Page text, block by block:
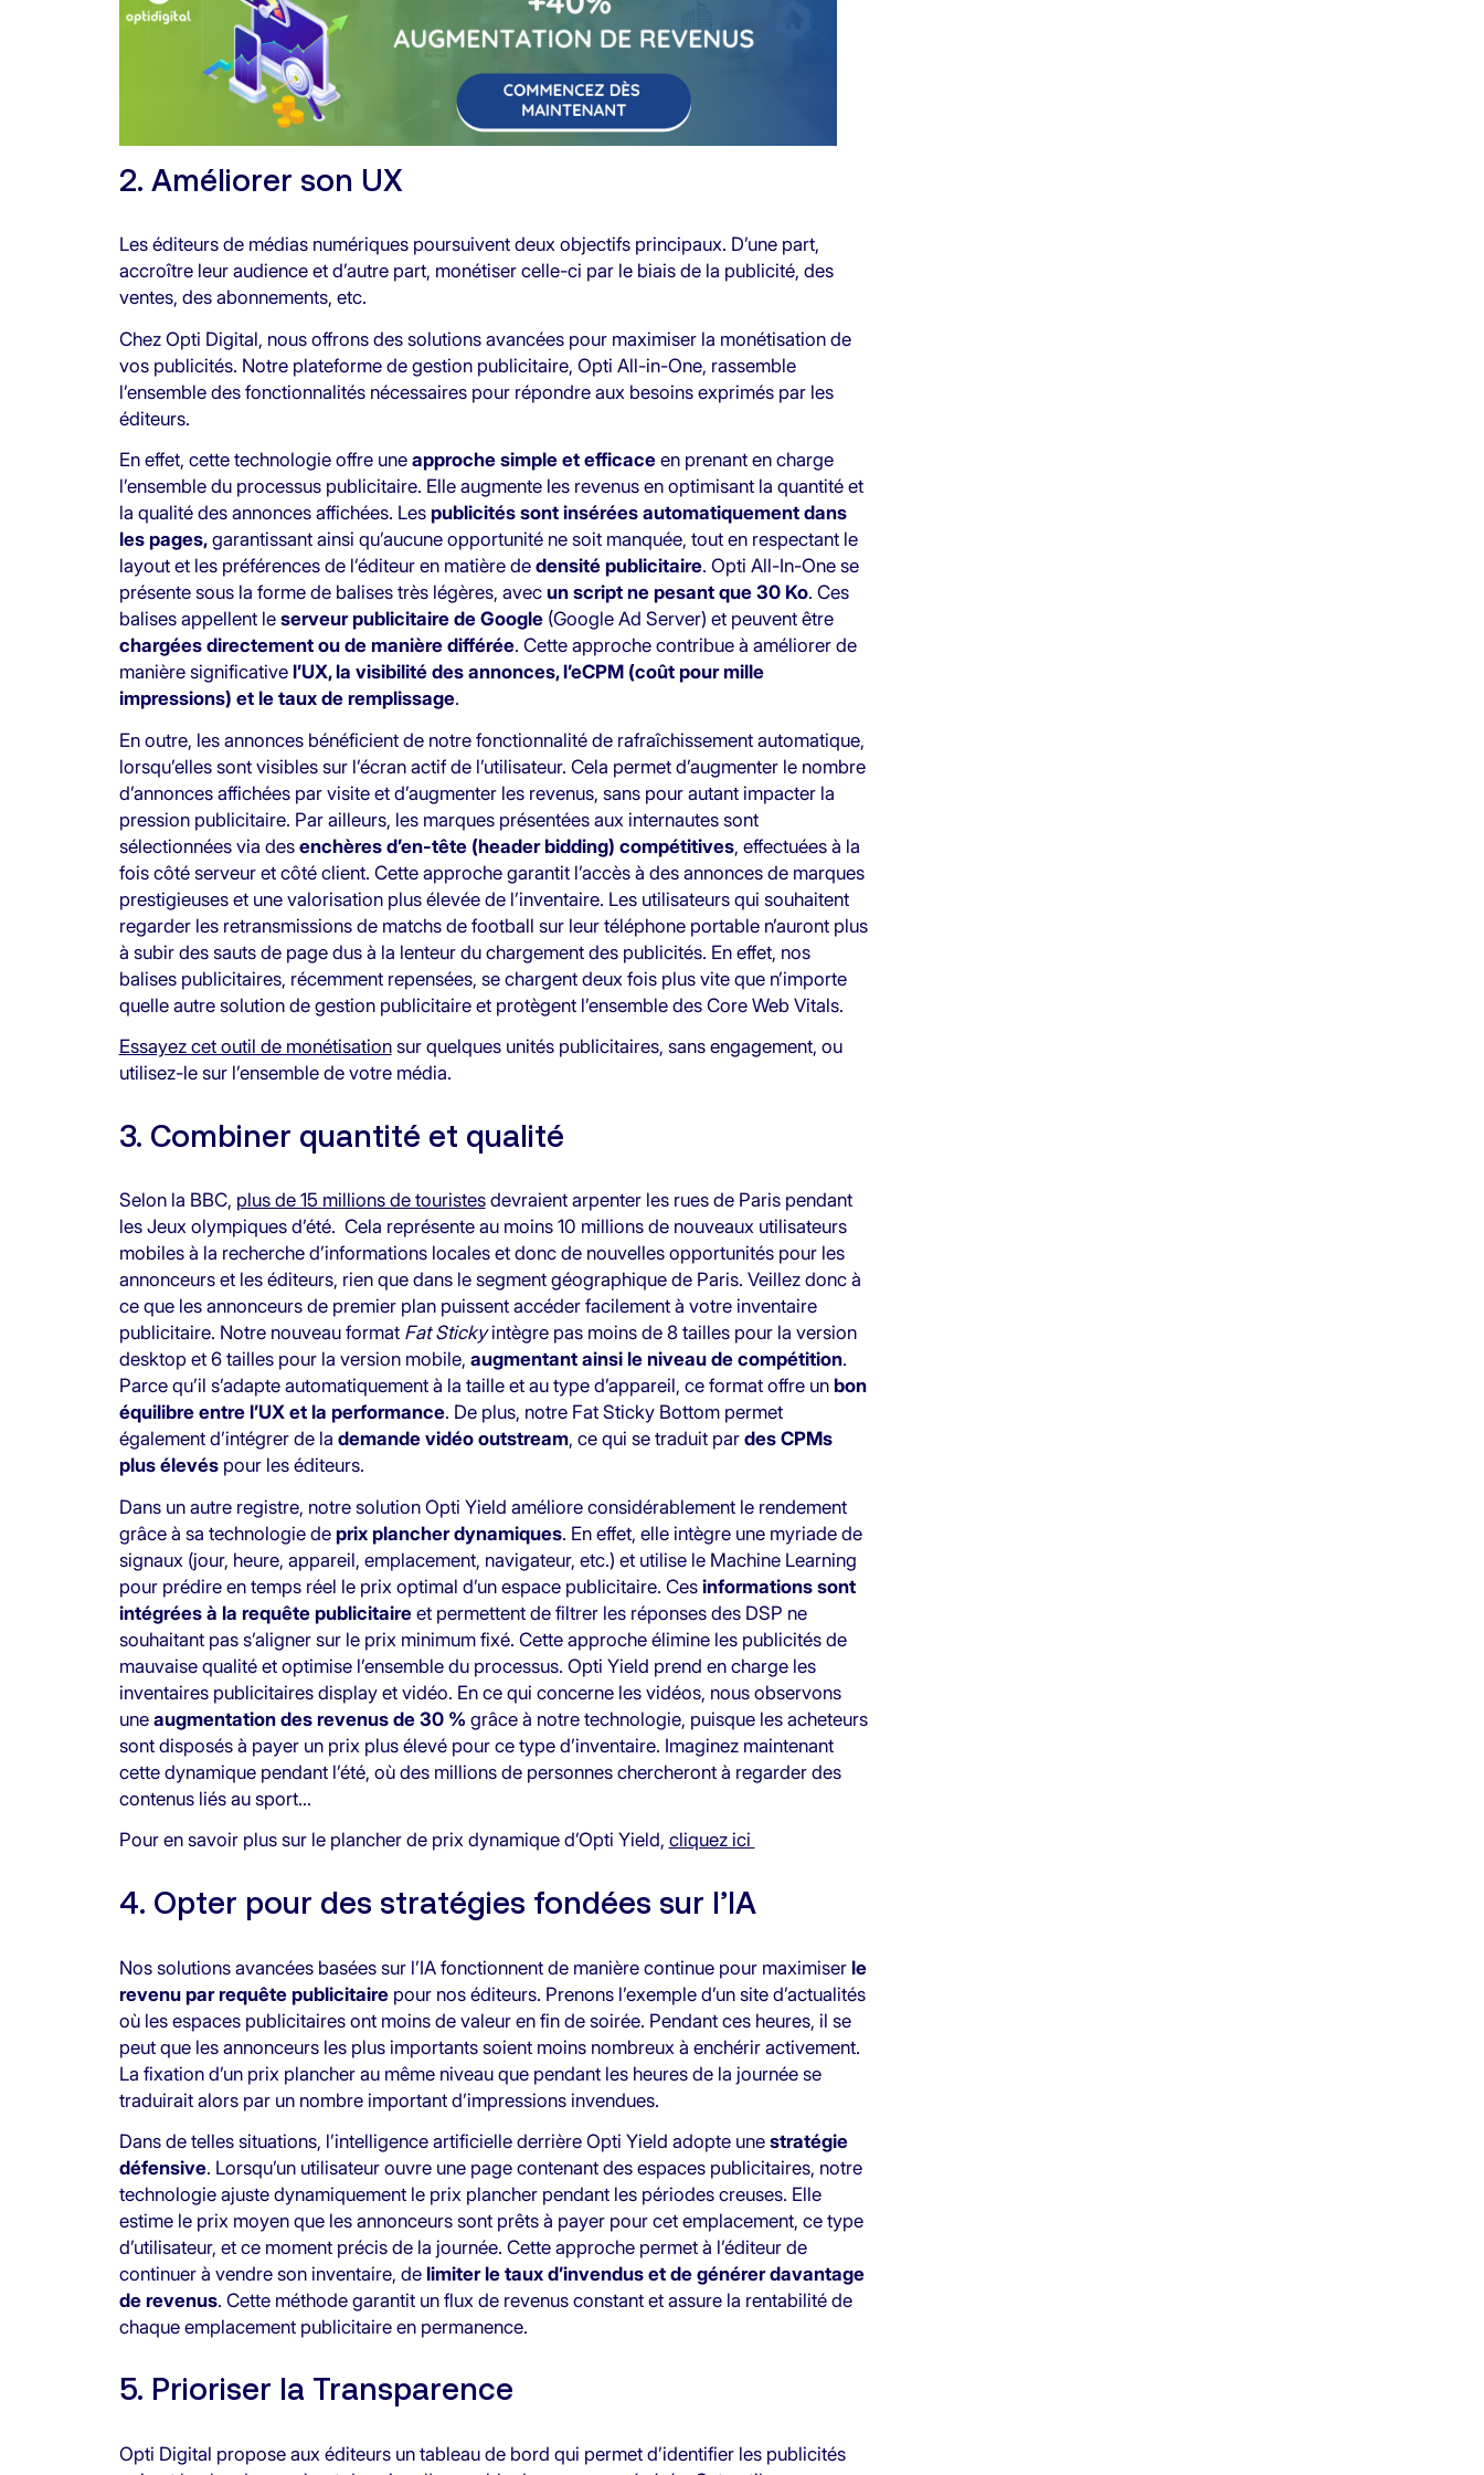
2. Améliorer son UX
Les éditeurs de médias numériques poursuivent deux objectifs principaux. D’une part,
accroître leur audience et d’autre part, monétiser celle-ci par le biais de la publicité, des
ventes, des abonnements, etc.
Chez Opti Digital, nous offrons des solutions avancées pour maximiser la monétisation de
vos publicités. Notre plateforme de gestion publicitaire, Opti All-in-One, rassemble
l’ensemble des fonctionnalités nécessaires pour répondre aux besoins exprimés par les
éditeurs.
En effet, cette technologie offre une approche simple et efficaceen prenant en charge
l’ensemble du processus publicitaire. Elle augmente les revenus en optimisant la quantité et
la qualité des annonces affichées. Les publicités sont insérées automatiquement dans
les pages,garantissant ainsi qu’aucune opportunité ne soit manquée, tout en respectant le
layout et les préférences de l’éditeur en matière de densité publicitaire. Opti All-In-One se
présente sous la forme de balises très légères, avec un script ne pesant que 30 Ko. Ces
balises appellent le serveur publicitaire de Google(Google Ad Server) et peuvent être
chargées directement ou de manière différée. Cette approche contribue à améliorer de
manière significative l’UX, la visibilité des annonces, l’eCPM (coût pour mille
impressions) et le taux de remplissage.
En outre, les annonces bénéficient de notre fonctionnalité de rafraîchissement automatique,
lorsqu’elles sont visibles sur l’écran actif de l’utilisateur. Cela permet d’augmenter le nombre
d’annonces affichées par visite et d’augmenter les revenus, sans pour autant impacter la
pression publicitaire. Par ailleurs, les marques présentées aux internautes sont
sélectionnées via des enchères d’en-tête (header bidding) compétitives, effectuées à la
fois côté serveur et côté client. Cette approche garantit l’accès à des annonces de marques
prestigieuses et une valorisation plus élevée de l’inventaire. Les utilisateurs qui souhaitent
regarder les retransmissions de matchs de football sur leur téléphone portable n’auront plus
à subir des sauts de page dus à la lenteur du chargement des publicités. En effet, nos
balises publicitaires, récemment repensées, se chargent deux fois plus vite que n’importe
quelle autre solution de gestion publicitaire et protègent l’ensemble des Core Web Vitals.
Essayez cet outil de monétisationsur quelques unités publicitaires, sans engagement, ou
utilisez-le sur l’ensemble de votre média.
3. Combiner quantité et qualité
Selon la BBC, plus de 15 millions de touristesdevraient arpenter les rues de Paris pendant
les Jeux olympiques d’été. Cela représente au moins 10 millions de nouveaux utilisateurs
mobiles à la recherche d’informations locales et donc de nouvelles opportunités pour les
annonceurs et les éditeurs, rien que dans le segment géographique de Paris. Veillez donc à
ce que les annonceurs de premier plan puissent accéder facilement à votre inventaire
publicitaire. Notre nouveau format Fat Stickyintègre pas moins de 8 tailles pour la version
desktop et 6 tailles pour la version mobile, augmentant ainsi le niveau de compétition.
Parce qu’il s’adapte automatiquement à la taille et au type d’appareil, ce format offre un bon
équilibre entre l’UX et la performance. De plus, notre Fat Sticky Bottom permet
également d’intégrer de la demande vidéo outstream, ce qui se traduit par des CPMs
plus élevéspour les éditeurs.
Dans un autre registre, notre solution Opti Yield améliore considérablement le rendement
grâce à sa technologie de prix plancher dynamiques. En effet, elle intègre une myriade de
signaux (jour, heure, appareil, emplacement, navigateur, etc.) et utilise le Machine Learning
pour prédire en temps réel le prix optimal d’un espace publicitaire. Ces informations sont
intégrées à la requête publicitaireet permettent de filtrer les réponses des DSP ne
souhaitant pas s’aligner sur le prix minimum fixé. Cette approche élimine les publicités de
mauvaise qualité et optimise l’ensemble du processus. Opti Yield prend en charge les
inventaires publicitaires display et vidéo. En ce qui concerne les vidéos, nous observons
une augmentation des revenus de 30 % grâce à notre technologie, puisque les acheteurs
sont disposés à payer un prix plus élevé pour ce type d’inventaire. Imaginez maintenant
cette dynamique pendant l’été, où des millions de personnes chercheront à regarder des
contenus liés au sport…
Pour en savoir plus sur le plancher de prix dynamique d’Opti Yield, cliquez ici
4. Opter pour des stratégies fondées sur l’IA
Nos solutions avancées basées sur l’IA fonctionnent de manière continue pour maximiser le
revenu par requête publicitairepour nos éditeurs. Prenons l’exemple d’un site d’actualités
où les espaces publicitaires ont moins de valeur en fin de soirée. Pendant ces heures, il se
peut que les annonceurs les plus importants soient moins nombreux à enchérir activement.
La fixation d’un prix plancher au même niveau que pendant les heures de la journée se
traduirait alors par un nombre important d’impressions invendues.
Dans de telles situations, l’intelligence artificielle derrière Opti Yield adopte une stratégie
défensive. Lorsqu’un utilisateur ouvre une page contenant des espaces publicitaires, notre
technologie ajuste dynamiquement le prix plancher pendant les périodes creuses. Elle
estime le prix moyen que les annonceurs sont prêts à payer pour cet emplacement, ce type
d’utilisateur, et ce moment précis de la journée. Cette approche permet à l’éditeur de
continuer à vendre son inventaire, de limiter le taux d’invendus et de générer davantage
de revenus. Cette méthode garantit un flux de revenus constant et assure la rentabilité de
chaque emplacement publicitaire en permanence.
5. Prioriser la Transparence
Opti Digital propose aux éditeurs un tableau de bord qui permet d’identifier les publicités